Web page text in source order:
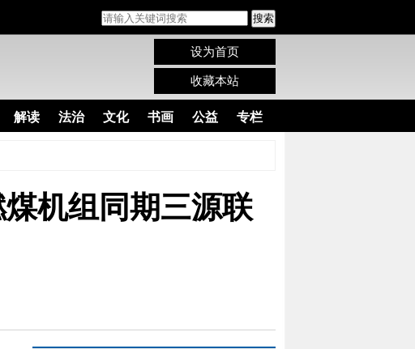
搜索
设为首页
收藏本站
解读 法治 文化 书画 公益 专栏
机组同期三源联